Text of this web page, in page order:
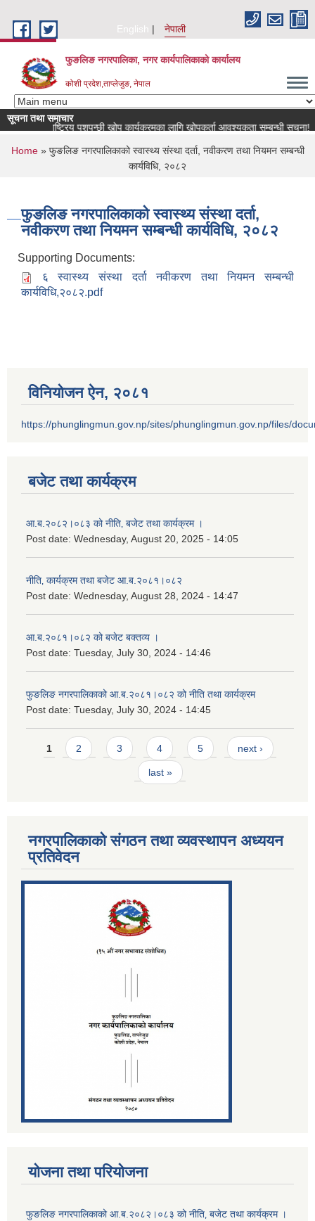
English
नेपाली
फुङलिङ नगरपालिका, नगर कार्यपालिकाको कार्यालय
कोशी प्रदेश,ताप्लेजुङ, नेपाल
सूचना तथा समाचार
राष्ट्रिय पशुपन्छी खोप कार्यक्रमका लागि खोपकर्ता आवश्यकता सम्बन्धी सूचना!
You are here
Home» फुङलिङ नगरपालिकाको स्वास्थ्य संस्था दर्ता, नवीकरण तथा नियमन सम्बन्धी
कार्यविधि, २०८२
फुङलिङ नगरपालिकाको स्वास्थ्य संस्था दर्ता,
नवीकरण तथा नियमन सम्बन्धी कार्यविधि, २०८२
Supporting Documents:
६ स्वास्थ्य संस्था दर्ता नवीकरण तथा नियमन सम्बन्धी
कार्यविधि,२०८२.pdf
विनियोजन ऐन‚ २०८१
https://phunglingmun.gov.np/sites/phunglingmun.gov.np/files/
बजेट तथा कार्यक्रम
आ.ब.२०८२।०८३ को नीति‚ बजेट तथा कार्यक्रम ।
Post date: Wednesday, August 20, 2025 - 14:05
नीति‚ कार्यक्रम तथा बजेट आ.ब.२०८१।०८२
Post date: Wednesday, August 28, 2024 - 14:47
आ.ब.२०८१।०८२ को बजेट बक्तव्य ।
Post date: Tuesday, July 30, 2024 - 14:46
फुङलिङ नगरपालिकाको आ.ब.२०८१।०८२ को नीति तथा कार्यक्रम
Post date: Tuesday, July 30, 2024 - 14:45
Pages
1 2 3 4 5 next ›
last »
नगरपालिकाको संगठन तथा व्यवस्थापन अध्ययन
प्रतिवेदन
योजना तथा परियोजना
फुङलिङ नगरपालिकाको आ.ब.२०८२।०८३ को नीति‚ बजेट तथा कार्यक्रम ।